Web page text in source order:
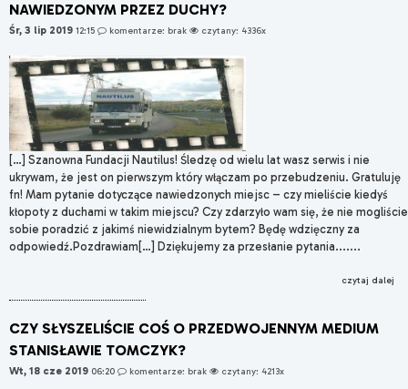
NAWIEDZONYM PRZEZ DUCHY?
Śr, 3 lip 2019 12:15 komentarze: brak czytany: 4336x
[…] Szanowna Fundacji Nautilus! Śledzę od wielu lat wasz serwis i nie
ukrywam, że jest on pierwszym który włączam po przebudzeniu. Gratuluję
fn! Mam pytanie dotyczące nawiedzonych miejsc – czy mieliście kiedyś
kłopoty z duchami w takim miejscu? Czy zdarzyło wam się, że nie mogliście
sobie poradzić z jakimś niewidzialnym bytem? Będę wdzięczny za
odpowiedź.Pozdrawiam[…] Dziękujemy za przesłanie pytania.......
czytaj dalej
CZY SŁYSZELIŚCIE COŚ O PRZEDWOJENNYM MEDIUM
STANISŁAWIE TOMCZYK?
Wt, 18 cze 2019 06:20 komentarze: brak czytany: 4213x